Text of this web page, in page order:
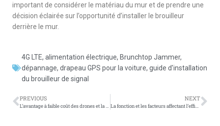
important de considérer le matériau du mur et de prendre une
décision éclairée sur l’opportunité d’installer le brouilleur
derrière le mur.
4G LTE, alimentation électrique, Brunchtop Jammer,
dépannage, drapeau GPS pour la voiture, guide d'installation
du brouilleur de signal
PREVIOUS NEXT